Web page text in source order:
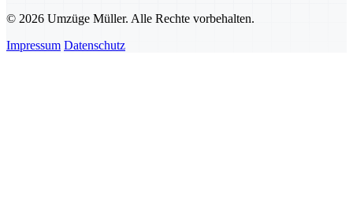
© 2026 Umzüge Müller. Alle Rechte vorbehalten.
Impressum Datenschutz